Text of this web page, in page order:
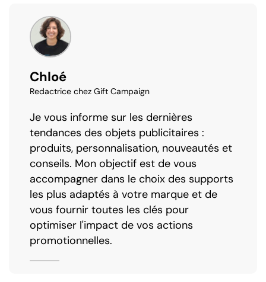
Chloé
Redactrice chez Gift Campaign
Je vous informe sur les dernières
tendances des objets publicitaires :
produits, personnalisation, nouveautés et
conseils. Mon objectif est de vous
accompagner dans le choix des supports
les plus adaptés à votre marque et de
vous fournir toutes les clés pour
optimiser l'impact de vos actions
promotionnelles.